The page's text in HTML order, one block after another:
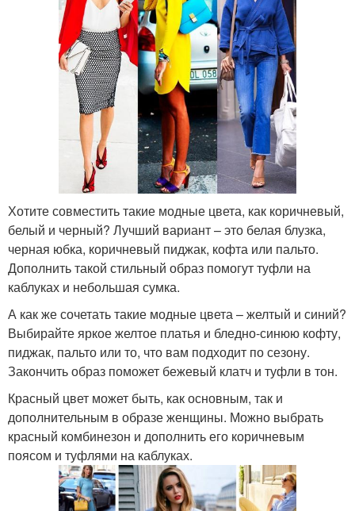
Хотите совместить такие модные цвета, как коричневый,
белый и черный? Лучший вариант – это белая блузка,
черная юбка, коричневый пиджак, кофта или пальто.
Дополнить такой стильный образ помогут туфли на
каблуках и небольшая сумка.
А как же сочетать такие модные цвета – желтый и синий?
Выбирайте яркое желтое платья и бледно-синюю кофту,
пиджак, пальто или то, что вам подходит по сезону.
Закончить образ поможет бежевый клатч и туфли в тон.
Красный цвет может быть, как основным, так и
дополнительным в образе женщины. Можно выбрать
красный комбинезон и дополнить его коричневым
поясом и туфлями на каблуках.